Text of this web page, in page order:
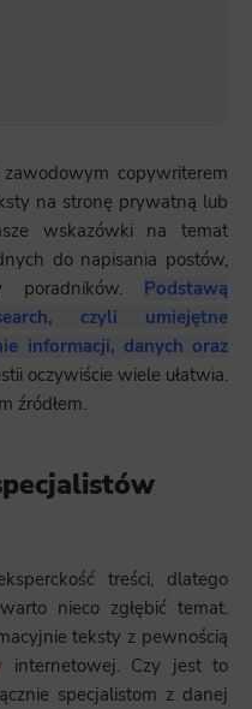
copywriterem
na stronę prywatną lub
wskazówki na temat
do napisania postów,
poradników. Podstawą
czyli umiejętne
informacji, danych oraz
oczywiście wiele ułatwia.
źródłem.
treści, dlatego
nieco zgłębić temat.
teksty z pewnością
internetowej. Czy jest to
specjalistom z danej